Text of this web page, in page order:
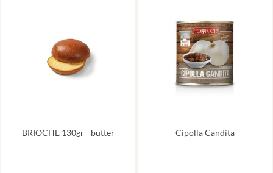
BRIOCHE 130gr - butter Cipolla Candita